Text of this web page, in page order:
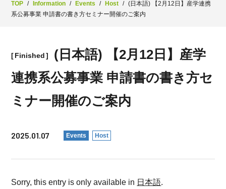
TOP / Information / Events / Host / (日本語) 【2月12日】産学連携
系公募事業 申請書の書き方セミナー開催のご案内
Finished
(日本語) 【2月12日】産学
連携系公募事業 申請書の書き方セ
ミナー開催のご案内
2025.01.07 Events Host
Sorry, this entry is only available in 日本語.